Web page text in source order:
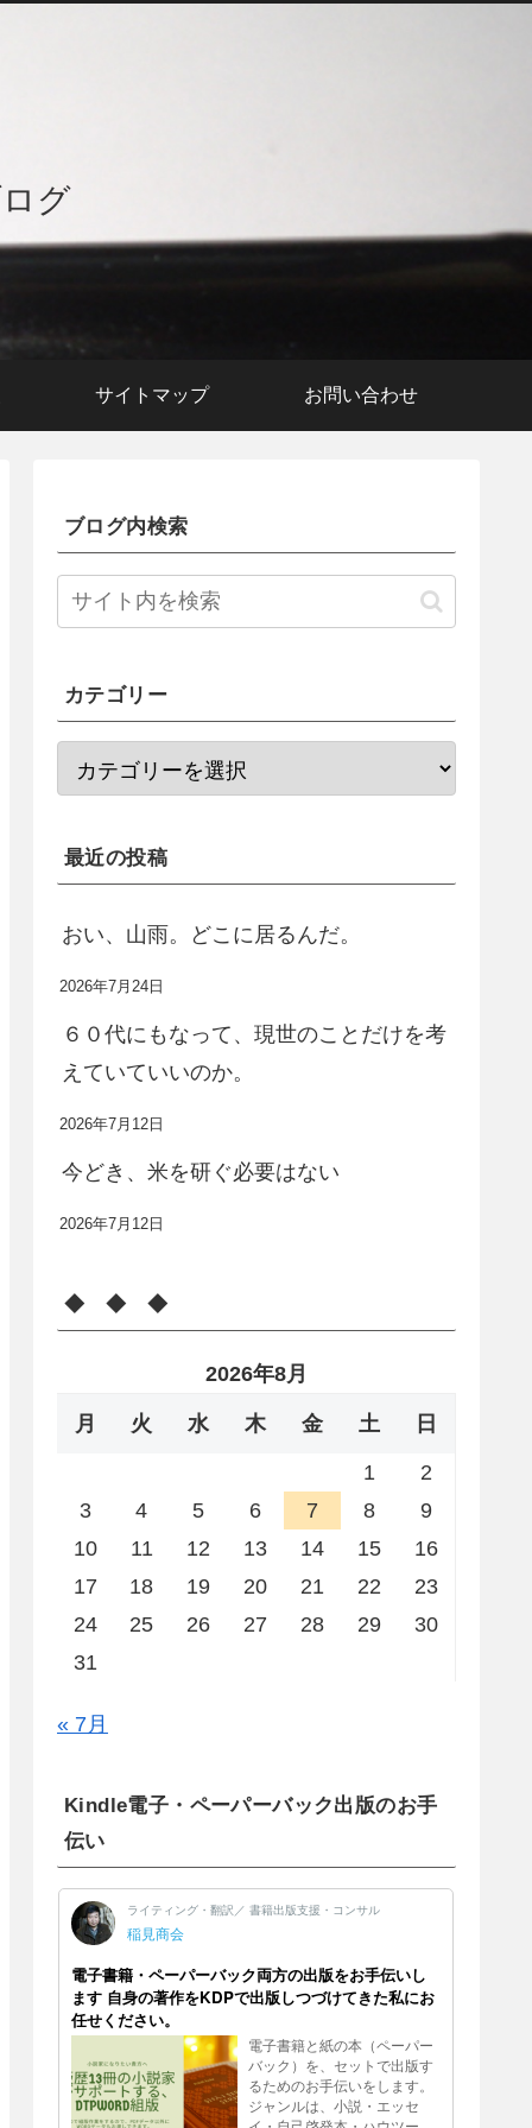
グ
サイトマップ お問い合わせ
ブログ内検索
カテゴリー
最近の投稿
おい、山雨。どこに居るんだ。
2026年7月24日
６０代にもなって、現世のことだけを考
えていていいのか。
2026年7月12日
今どき、米を研ぐ必要はない
2026年7月12日
◆ ◆ ◆
2026年8月
月 火 水 木 金 土 日
1
2
3
4 5 6 7 8
9
10
11 12 13 14 15
16
17
18 19 20 21 22
23
24
25 26 27 28 29
30
31
« 7月
Kindle電子・ペーパーバック出版のお手
伝い